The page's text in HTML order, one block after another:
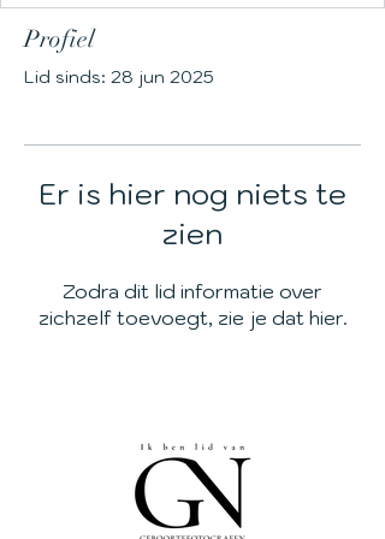
Profiel
Lid sinds: 28 jun 2025
Er is hier nog niets te
zien
Zodra dit lid informatie over
zichzelf toevoegt, zie je dat hier.